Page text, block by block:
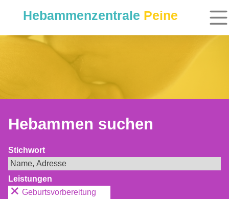
Hebammenzentrale Peine
Hebammen suchen
Stichwort
Leistungen
Geburtsvorbereitung